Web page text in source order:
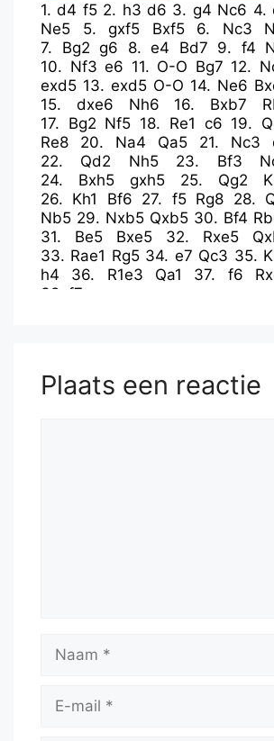
1.d4 f5 2. h3 d6 3. g4 Nc6 4.
Ne5
5. gxf5 Bxf5 6. Nc3
7. Bg2 g6 8. e4 Bd7 9. f4
10. Nf3 e6 11. O-O Bg7 12.
exd5 13. exd5 O-O 14. Ne6
15. dxe6 Nh6 16. Bxb7
17. Bg2 Nf5 18. Re1 c6 19.
Re8
20. Na4 Qa5 21. Nc3
22. Qd2 Nh5 23. Bf3
24. Bxh5 gxh5 25. Qg2
26. Kh1 Bf6 27. f5 Rg8 28.
Nb5 29. Nxb5 Qxb5 30. Bf4
31. Be5 Bxe5 32. Rxe5
33. Rae1 Rg5 34. e7 Qc3 35.
h4
36. R1e3 Qa1 37. f6
38. f7
Plaats een reactie
Naam